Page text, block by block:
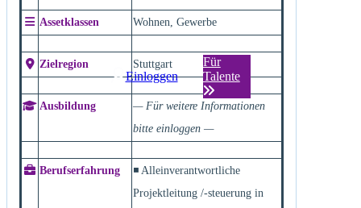
Einloggen
Für
Talente
Assetklassen Wohnen, Gewerbe
Zielregion Stuttgart
Ausbildung
— Für weitere Informationen
bitte einloggen —
Berufserfahrung
◾ Alleinverantwortliche
Projektleitung /-steuerung in